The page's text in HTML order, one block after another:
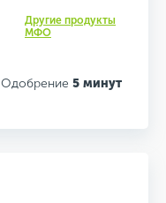
Другие продукты
МФО
Одобрение 5 минут